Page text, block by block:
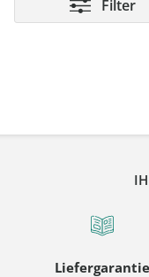
Filter
Liefergarantie